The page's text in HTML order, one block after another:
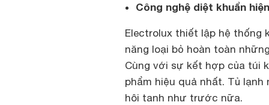
Công nghệ diệt khuẩn
Electrolux thiết lập hệ thống
năng loại bỏ hoàn toàn
Cùng với sự kết hợp của túi
phẩm hiệu quả nhất. Tủ
hôi tanh như trước nữa.